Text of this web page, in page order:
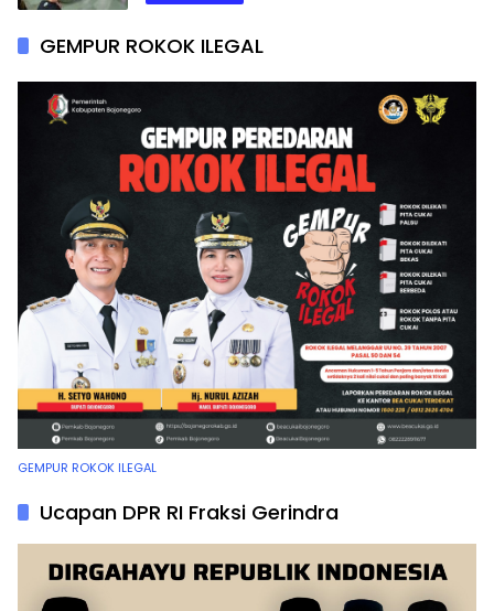
GEMPUR ROKOK ILEGAL
GEMPUR ROKOK ILEGAL
Ucapan DPR RI Fraksi Gerindra